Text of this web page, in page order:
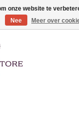
en meer!
onze website te
Nee
Meer over